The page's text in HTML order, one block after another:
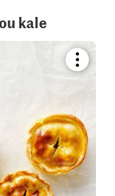
kale
recipe
to
your